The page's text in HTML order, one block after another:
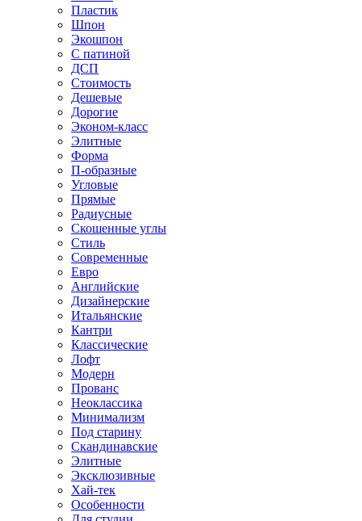
Пластик
Шпон
Экошпон
С патиной
ДСП
Стоимость
Дешевые
Дорогие
Эконом-класс
Элитные
Форма
П-образные
Угловые
Прямые
Радиусные
Скошенные углы
Стиль
Современные
Евро
Английские
Дизайнерские
Итальянские
Кантри
Классические
Лофт
Модерн
Прованс
Неоклассика
Минимализм
Под старину
Скандинавские
Элитные
Эксклюзивные
Хай-тек
Особенности